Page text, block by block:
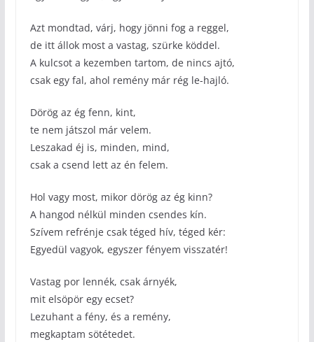
Azt mondtad, várj, hogy jönni fog a reggel,
de itt állok most a vastag, szürke köddel.
A kulcsot a kezemben tartom, de nincs ajtó,
csak egy fal, ahol remény már rég le-hajló.
Dörög az ég fenn, kint,
te nem játszol már velem.
Leszakad éj is, minden, mind,
csak a csend lett az én felem.
Hol vagy most, mikor dörög az ég kinn?
A hangod nélkül minden csendes kín.
Szívem refrénje csak téged hív, téged kér:
Egyedül vagyok, egyszer fényem visszatér!
Vastag por lennék, csak árnyék,
mit elsöpör egy ecset?
Lezuhant a fény, és a remény,
megkaptam sötétedet.